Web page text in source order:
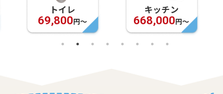
トイレ
69,800円〜
キッチン
668,000円〜